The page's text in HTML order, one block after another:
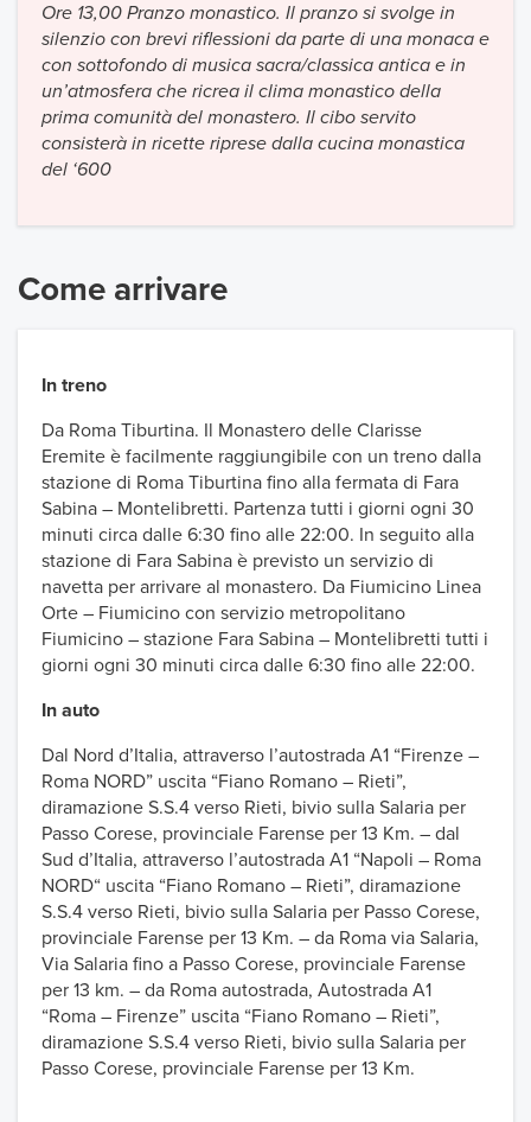
Ore 13,00 Pranzo monastico. Il pranzo si svolge in
silenzio con brevi riflessioni da parte di una monaca e
con sottofondo di musica sacra/classica antica e in
un’atmosfera che ricrea il clima monastico della
prima comunità del monastero. Il cibo servito
consisterà in ricette riprese dalla cucina monastica
del ‘600
Come arrivare
In treno
Da Roma Tiburtina. Il Monastero delle Clarisse
Eremite è facilmente raggiungibile con un treno dalla
stazione di Roma Tiburtina fino alla fermata di Fara
Sabina – Montelibretti. Partenza tutti i giorni ogni 30
minuti circa dalle 6:30 fino alle 22:00. In seguito alla
stazione di Fara Sabina è previsto un servizio di
navetta per arrivare al monastero. Da Fiumicino Linea
Orte – Fiumicino con servizio metropolitano
Fiumicino – stazione Fara Sabina – Montelibretti tutti i
giorni ogni 30 minuti circa dalle 6:30 fino alle 22:00.
In auto
Dal Nord d’Italia, attraverso l’autostrada A1 “Firenze –
Roma NORD” uscita “Fiano Romano – Rieti”,
diramazione S.S.4 verso Rieti, bivio sulla Salaria per
Passo Corese, provinciale Farense per 13 Km. – dal
Sud d’Italia, attraverso l’autostrada A1 “Napoli – Roma
NORD“ uscita “Fiano Romano – Rieti”, diramazione
S.S.4 verso Rieti, bivio sulla Salaria per Passo Corese,
provinciale Farense per 13 Km. – da Roma via Salaria,
Via Salaria fino a Passo Corese, provinciale Farense
per 13 km. – da Roma autostrada, Autostrada A1
“Roma – Firenze” uscita “Fiano Romano – Rieti”,
diramazione S.S.4 verso Rieti, bivio sulla Salaria per
Passo Corese, provinciale Farense per 13 Km.